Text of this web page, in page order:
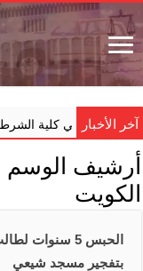
آخر الأخبار
في كلية الشرطة ضمن
أرشيف الوسم
الكويت
الحبس 5
بتفجير مسجد شيعي